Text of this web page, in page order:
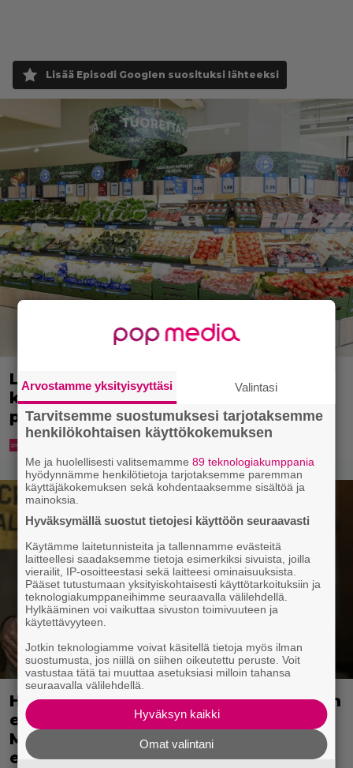
Lisää Episodi Googlen suosituksi lähteeksi
Lidl aloitti jättialennukset –
kotimaiset kasvikset jopa 40
prosentin alennuksessa
Huippuleffa suoratoistossa: DiCaprion
ensimmäinen päärooli – ja Tobey
Maguiren ensimmäinen
elokuvaesiintyminen
Arvostamme yksityisyyttäsi Valintasi
Tarvitsemme suostumuksesi tarjotaksemme
henkilökohtaisen käyttökokemuksen
Me ja huolellisesti valitsemamme89 teknologiakumppania
hyödynnämme henkilötietoja tarjotaksemme paremman
käyttäjäkokemuksen sekä kohdentaaksemme sisältöä ja
mainoksia.
Hyväksymällä suostut tietojesi käyttöön seuraavasti
Käytämme laitetunnisteita ja tallennamme evästeitä
laitteellesi saadaksemme tietoja esimerkiksi sivuista, joilla
vierailit, IP-osoitteestasi sekä laitteesi ominaisuuksista.
Pääset tutustumaan yksityiskohtaisesti käyttötarkoituksiin ja
teknologiakumppaneihimme seuraavalla välilehdellä.
Hylkääminen voi vaikuttaa sivuston toimivuuteen ja
käytettävyyteen.
Jotkin teknologiamme voivat käsitellä tietoja myös ilman
suostumusta, jos niillä on siihen oikeutettu peruste. Voit
vastustaa tätä tai muuttaa asetuksiasi milloin tahansa
seuraavalla välilehdellä.
Hyväksyn kaikki
Omat valintani